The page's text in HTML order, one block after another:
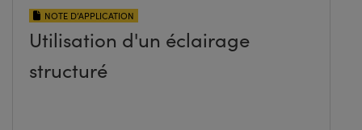
NOTE D’APPLICATION
Utilisation d'un éclairage
structuré